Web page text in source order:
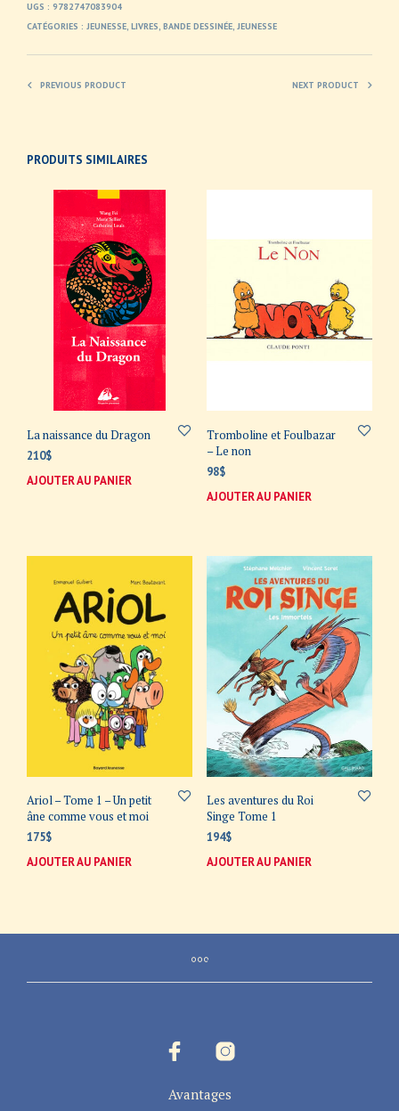
UGS : 9782747083904
CATÉGORIES : JEUNESSE, LIVRES, BANDE DESSINÉE, JEUNESSE
PREVIOUS PRODUCT NEXT PRODUCT
PRODUITS SIMILAIRES
La naissance du Dragon
210$
AJOUTER AU PANIER
Tromboline et Foulbazar
– Le non
98$
AJOUTER AU PANIER
Ariol – Tome 1 – Un petit
âne comme vous et moi
175$
AJOUTER AU PANIER
Les aventures du Roi
Singe Tome 1
194$
AJOUTER AU PANIER
Avantages